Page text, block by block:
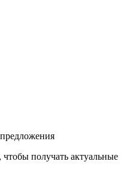
получать актуальные